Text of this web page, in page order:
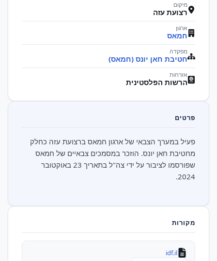
מיקום
רצועת עזה
ארגון
חמאס
מפקדה
חטיבת חאן יונס (חמאס)
אזרחות
הרשות הפלסטינית
פרטים
פעיל במערך הצבאי של ארגון חמאס ברצועת עזה כחלק
מחטיבת חאן יונס. הוזכר במסמכים צבאיים של חמאס
שפורסמו לציבור על ידי צה"ל בתאריך 23 באוקטובר
2024.
מקורות
idf.il